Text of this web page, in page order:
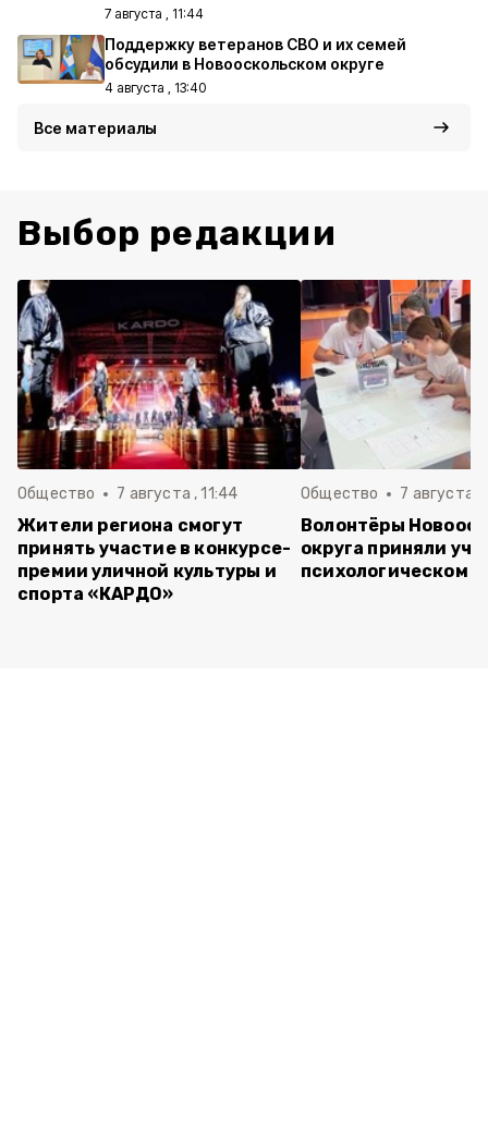
7 августа , 11:44
Поддержку ветеранов СВО и их семей
обсудили в Новооскольском округе
4 августа , 13:40
Все материалы
Выбор редакции
Общество 7 августа , 11:44
Жители региона смогут
принять участие в конкурсе-
премии уличной культуры и
спорта «КАРДО»
Общество 7 августа ,
Волонтёры
округа приняли
психологическом